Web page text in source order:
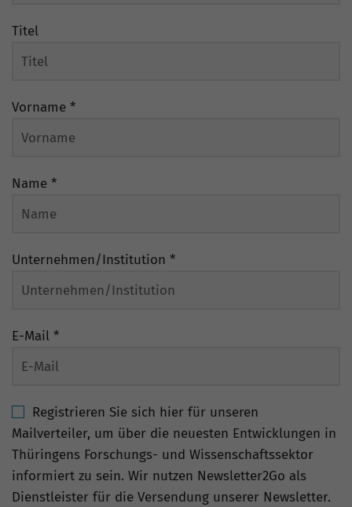
Titel
Vorname *
Name *
Unternehmen/Institution *
E-Mail *
Registrieren Sie sich hier für unseren
Mailverteiler, um über die neuesten Entwicklungen in
Thüringens Forschungs- und Wissenschaftssektor
informiert zu sein. Wir nutzen Newsletter2Go als
Dienstleister für die Versendung unserer Newsletter.